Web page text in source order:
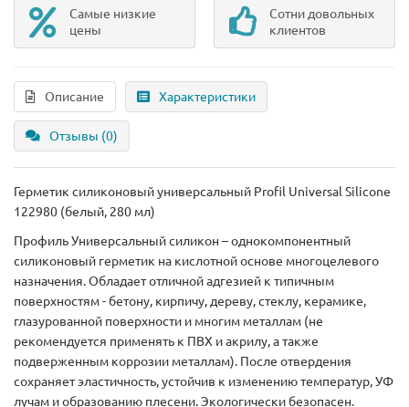
Самые низкие
цены
Сотни довольных
клиентов
Описание Характеристики
Отзывы (0)
Герметик силиконовый универсальный Profil Universal Silicone
122980 (белый, 280 мл)
Профиль Универсальный силикон – однокомпонентный
силиконовый герметик на кислотной основе многоцелевого
назначения. Обладает отличной адгезией к типичным
поверхностям - бетону, кирпичу, дереву, стеклу, керамике,
глазурованной поверхности и многим металлам (не
рекомендуется применять к ПВХ и акрилу, а также
подверженным коррозии металлам). После отвердения
сохраняет эластичность, устойчив к изменению температур, УФ
лучам и образованию плесени. Экологически безопасен.